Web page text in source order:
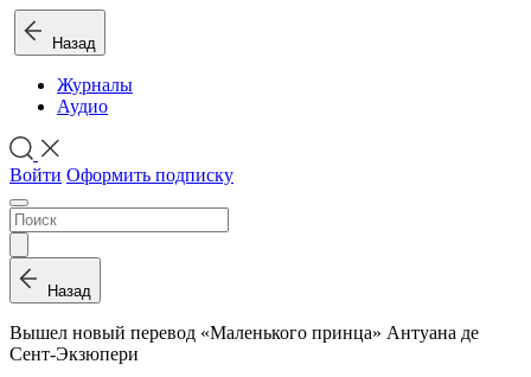
Назад
Журналы
Аудио
Войти Оформить подписку
Назад
Вышел новый перевод «Маленького принца» Антуана де
Сент-Экзюпери